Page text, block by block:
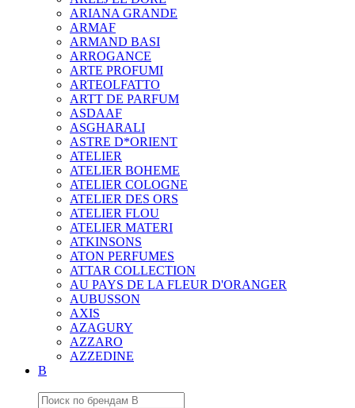
ARIANA GRANDE
ARMAF
ARMAND BASI
ARROGANCE
ARTE PROFUMI
ARTEOLFATTO
ARTT DE PARFUM
ASDAAF
ASGHARALI
ASTRE D*ORIENT
ATELIER
ATELIER BOHEME
ATELIER COLOGNE
ATELIER DES ORS
ATELIER FLOU
ATELIER MATERI
ATKINSONS
ATON PERFUMES
ATTAR COLLECTION
AU PAYS DE LA FLEUR D'ORANGER
AUBUSSON
AXIS
AZAGURY
AZZARO
AZZEDINE
B